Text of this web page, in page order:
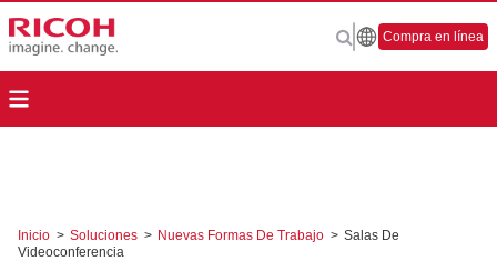
Compra en línea
Inicio > Soluciones > Nuevas Formas De Trabajo > Salas De
Videoconferencia